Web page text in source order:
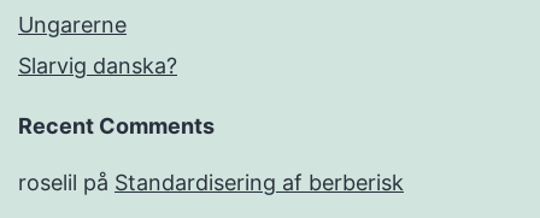
Ungarerne
Slarvig danska?
Recent Comments
roselil på Standardisering af berberisk